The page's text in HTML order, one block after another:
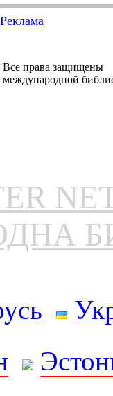
Реклама
права защищены